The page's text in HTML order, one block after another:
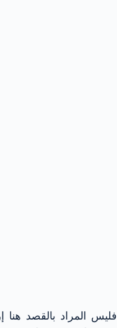
فليس المراد بالقصد